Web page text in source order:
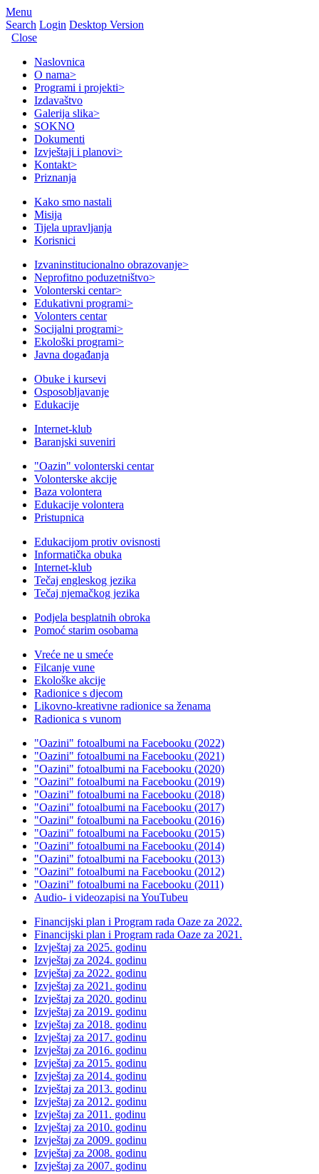
Menu
Search Login Desktop Version
Close
Naslovnica
O nama>
Programi i projekti>
Izdavaštvo
Galerija slika>
SOKNO
Dokumenti
Izvještaji i planovi>
Kontakt>
Priznanja
Kako smo nastali
Misija
Tijela upravljanja
Korisnici
Izvaninstitucionalno obrazovanje>
Neprofitno poduzetništvo>
Volonterski centar>
Edukativni programi>
Volonters centar
Socijalni programi>
Ekološki programi>
Javna događanja
Obuke i kursevi
Osposobljavanje
Edukacije
Internet-klub
Baranjski suveniri
"Oazin" volonterski centar
Volonterske akcije
Baza volontera
Edukacije volontera
Pristupnica
Edukacijom protiv ovisnosti
Informatička obuka
Internet-klub
Tečaj engleskog jezika
Tečaj njemačkog jezika
Podjela besplatnih obroka
Pomoć starim osobama
Vreće ne u smeće
Filcanje vune
Ekološke akcije
Radionice s djecom
Likovno-kreativne radionice sa ženama
Radionica s vunom
"Oazini" fotoalbumi na Facebooku (2022)
"Oazini" fotoalbumi na Facebooku (2021)
"Oazini" fotoalbumi na Facebooku (2020)
"Oazini" fotoalbumi na Facebooku (2019)
"Oazini" fotoalbumi na Facebooku (2018)
"Oazini" fotoalbumi na Facebooku (2017)
"Oazini" fotoalbumi na Facebooku (2016)
"Oazini" fotoalbumi na Facebooku (2015)
"Oazini" fotoalbumi na Facebooku (2014)
"Oazini" fotoalbumi na Facebooku (2013)
"Oazini" fotoalbumi na Facebooku (2012)
"Oazini" fotoalbumi na Facebooku (2011)
Audio- i videozapisi na YouTubeu
Financijski plan i Program rada Oaze za 2022.
Financijski plan i Program rada Oaze za 2021.
Izvještaj za 2025. godinu
Izvještaj za 2024. godinu
Izvještaj za 2022. godinu
Izvještaj za 2021. godinu
Izvještaj za 2020. godinu
Izvještaj za 2019. godinu
Izvještaj za 2018. godinu
Izvještaj za 2017. godinu
Izvještaj za 2016. godinu
Izvještaj za 2015. godinu
Izvještaj za 2014. godinu
Izvještaj za 2013. godinu
Izvještaj za 2012. godinu
Izvještaj za 2011. godinu
Izvještaj za 2010. godinu
Izvještaj za 2009. godinu
Izvještaj za 2008. godinu
Izvještaj za 2007. godinu